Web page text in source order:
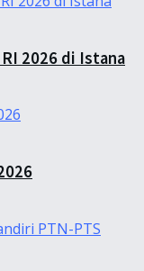
2026 di Istana